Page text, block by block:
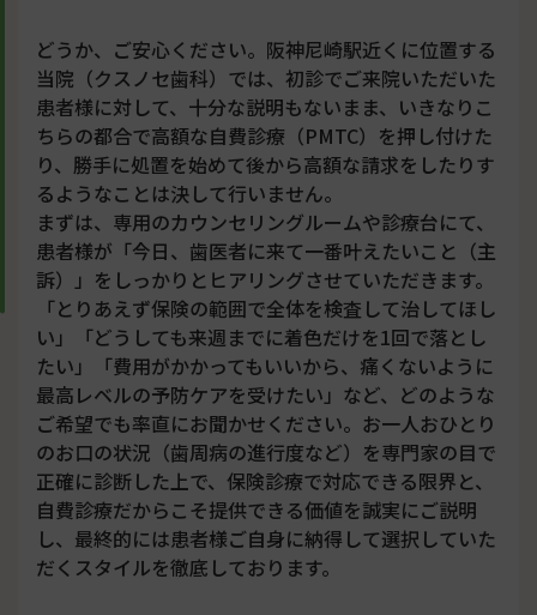
どうか、ご安心ください。阪神尼崎駅近くに位置する
当院（クスノセ歯科）では、初診でご来院いただいた
患者様に対して、十分な説明もないまま、いきなりこ
ちらの都合で高額な自費診療（PMTC）を押し付けた
り、勝手に処置を始めて後から高額な請求をしたりす
るようなことは決して行いません。
まずは、専用のカウンセリングルームや診療台にて、
患者様が「今日、歯医者に来て一番叶えたいこと（主
訴）」をしっかりとヒアリングさせていただきます。
「とりあえず保険の範囲で全体を検査して治してほし
い」「どうしても来週までに着色だけを1回で落とし
たい」「費用がかかってもいいから、痛くないように
最高レベルの予防ケアを受けたい」など、どのような
ご希望でも率直にお聞かせください。お一人おひとり
のお口の状況（歯周病の進行度など）を専門家の目で
正確に診断した上で、保険診療で対応できる限界と、
自費診療だからこそ提供できる価値を誠実にご説明
し、最終的には患者様ご自身に納得して選択していた
だくスタイルを徹底しております。